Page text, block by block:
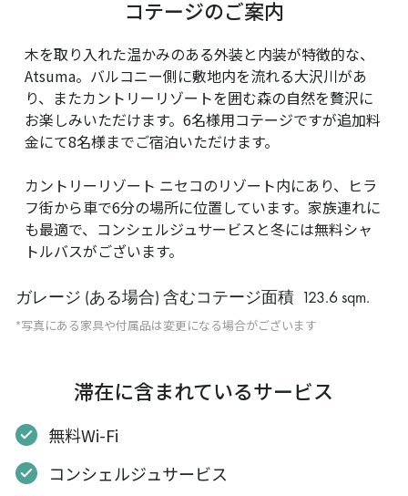
コテージのご案内
木を取り入れた温かみのある外装と内装が特徴的な、
Atsuma。バルコニー側に敷地内を流れる大沢川があ
り、またカントリーリゾートを囲む森の自然を贅沢に
お楽しみいただけます。6名様用コテージですが追加料
金にて8名様までご宿泊いただけます。
カントリーリゾート ニセコのリゾート内にあり、ヒラ
フ街から車で6分の場所に位置しています。家族連れに
も最適で、コンシェルジュサービスと冬には無料シャ
トルバスがございます。
ガレージ (ある場合) 含むコテージ面積 123.6 sqm.
*写真にある家具や付属品は変更になる場合がございます
滞在に含まれているサービス
無料Wi-Fi
コンシェルジュサービス